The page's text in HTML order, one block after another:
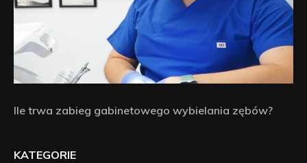
Ile trwa zabieg gabinetowego wybielania zębów?
KATEGORIE